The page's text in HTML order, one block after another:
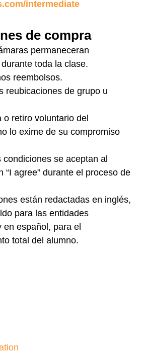
intermediate
de compra
permaneceran
toda la clase.
reembolsos.
reubicaciones de grupo u
o retiro voluntario del
lo exime de su compromiso
condiciones se aceptan al
“I agree” durante el proceso de
están redactadas en inglés,
para las entidades
en español, para el
total del alumno.